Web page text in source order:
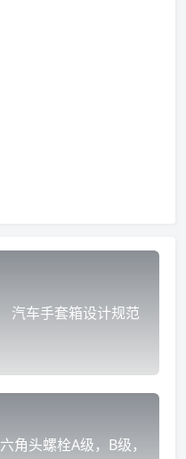
汽车手套箱设计规范
六角头螺栓A级，B级，